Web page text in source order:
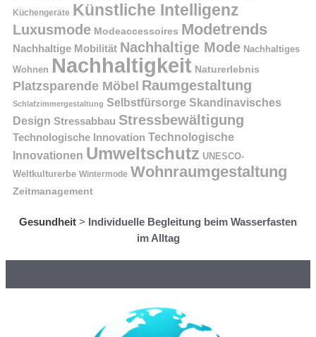
Küchengeräte Künstliche Intelligenz
Luxusmode Modeaccessoires Modetrends
Nachhaltige Mobilität Nachhaltige Mode Nachhaltiges
Wohnen Nachhaltigkeit Naturerlebnis
Platzsparende Möbel Raumgestaltung
Schlafzimmergestaltung Selbstfürsorge Skandinavisches
Design Stressabbau Stressbewältigung
Technologische Innovation Technologische
Innovationen Umweltschutz UNESCO-
Weltkulturerbe Wintermode Wohnraumgestaltung
Zeitmanagement
Gesundheit > Individuelle Begleitung beim Wasserfasten
im Alltag